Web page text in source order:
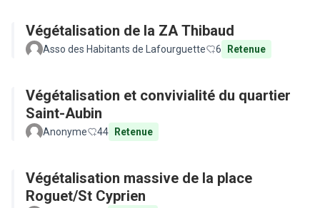
Végétalisation de la ZA Thibaud
Asso des Habitants de Lafourguette 6 Retenue
Végétalisation et convivialité du quartier
Saint-Aubin
Anonyme 44 Retenue
Végétalisation massive de la place
Roguet/St Cyprien